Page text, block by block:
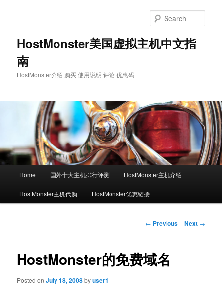
HostMonster美国虚拟主机中文指
南
HostMonster介绍 购买 使用说明 评论 优惠码
Home 国外十大主机排行评测 HostMonster主机介绍
HostMonster主机代购 HostMonster优惠链接
Post
← Previous Next →
HostMonster的免费域名
Posted onJuly 18, 2008byuser1